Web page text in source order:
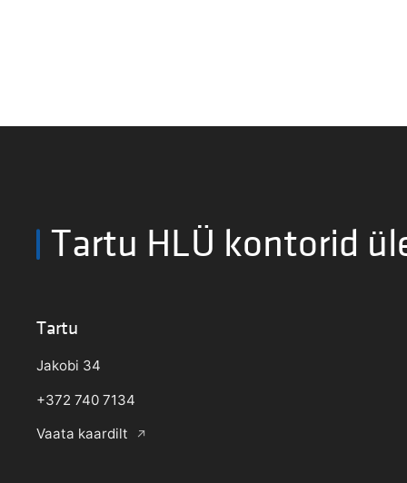
Tartu HLÜ kontorid
Tartu
Jakobi 34
+372 740 7134
Vaata kaardilt